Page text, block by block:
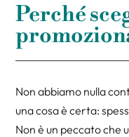
Perché
Non abbiamo nulla
una cosa è certa:
Non è un peccato che